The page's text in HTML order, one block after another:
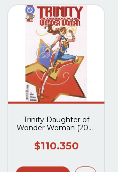
Trinity Daughter of
Wonder Woman (2025
$110.350